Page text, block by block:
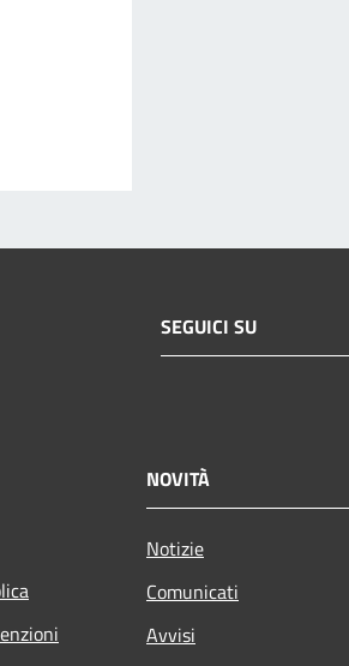
SEGUICI SU
NOVITÀ
Notizie
Comunicati
Avvisi